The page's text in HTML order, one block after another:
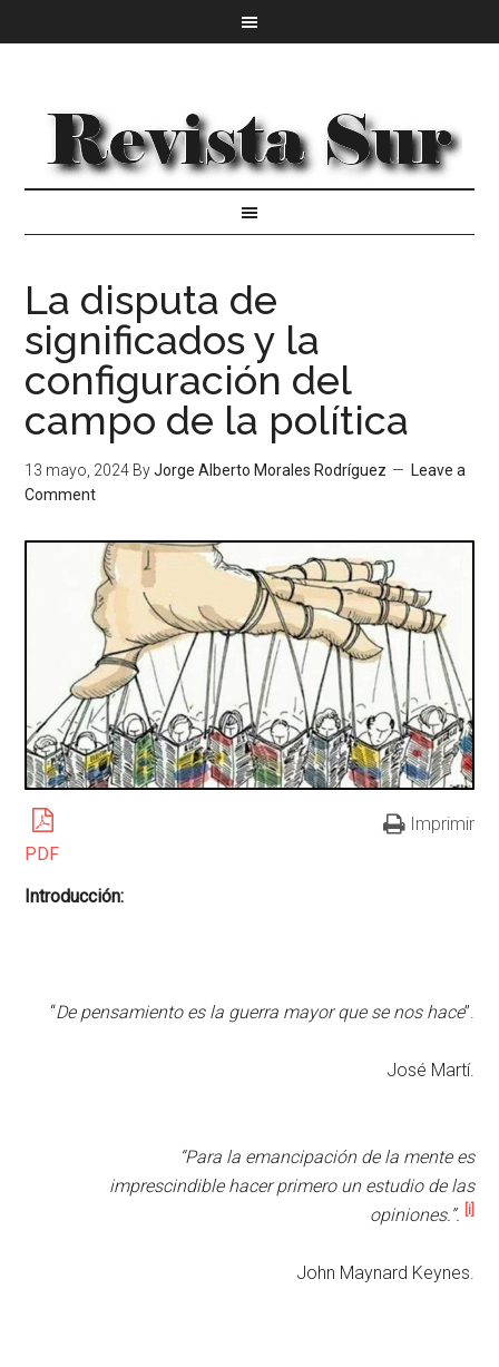
La disputa de
significados y la
configuración del
campo de la política
13 mayo, 2024 ByJorge Alberto Morales Rodríguez
Leave a
Comment
PDF
Imprimir
Introducción:
“De pensamiento es la guerra mayor que se nos hace”.
José Martí.
“Para la emancipación de la mente es
imprescindible hacer primero un estudio de las
opiniones.”.
[i]
John Maynard Keynes.